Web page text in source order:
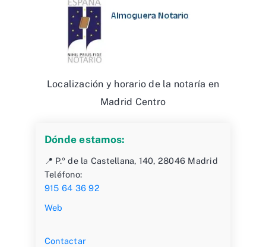
Localización y horario de la notaría en
Madrid Centro
Dónde estamos:
📍 P.º de la Castellana, 140, 28046 Madrid
Teléfono:
915 64 36 92
Web
Contactar